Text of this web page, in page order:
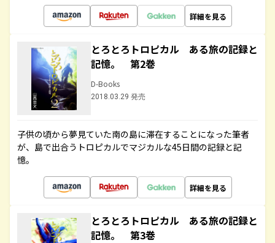
詳細を見る
とろとろトロピカル ある旅の記録と
記憶。 第2巻
D-Books
2018.03.29 発売
子供の頃から夢見ていた南の島に滞在することになった筆者
が、島で出合うトロピカルでマジカルな45日間の記録と記
憶。
詳細を見る
とろとろトロピカル ある旅の記録と
記憶。 第3巻